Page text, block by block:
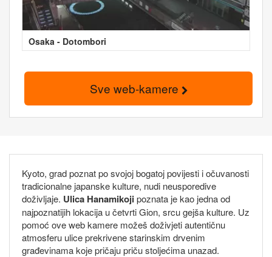
Osaka - Dotombori
Sve web-kamere
Kyoto, grad poznat po svojoj bogatoj povijesti i očuvanosti
tradicionalne japanske kulture, nudi neusporedive
doživljaje. Ulica Hanamikojipoznata je kao jedna od
najpoznatijih lokacija u četvrti Gion, srcu gejša kulture. Uz
pomoć ove web kamere možeš doživjeti autentičnu
atmosferu ulice prekrivene starinskim drvenim
građevinama koje pričaju priču stoljećima unazad.